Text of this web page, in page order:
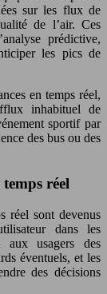
sur les flux de
de l’air. Ces
prédictive,
les pics de
en temps réel,
inhabituel de
sportif par
des bus ou des
réel
réel sont devenus
dans les
aux usagers des
éventuels, et les
des décisions